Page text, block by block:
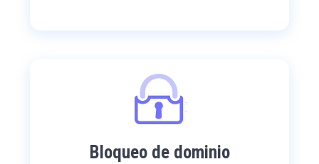
Bloqueo de dominio